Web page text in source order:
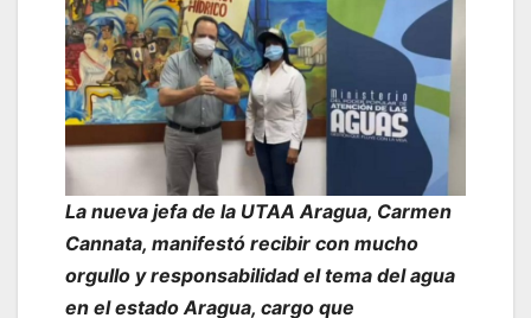
La nueva jefa de la UTAA Aragua, Carmen
Cannata, manifestó recibir con mucho
orgullo y responsabilidad el tema del agua
en el estado Aragua, cargo que